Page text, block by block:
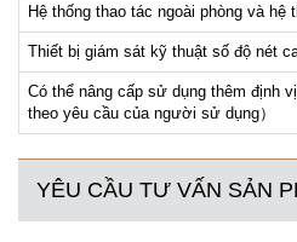
Hệ thống thao tác ngoài phòng và
Thiết bị giám sát kỹ thuật số độ nét
Có thể nâng cấp sử dụng thêm định
theo yêu cầu của người sử dụng）
YÊU CẦU TƯ VẤN SẢN